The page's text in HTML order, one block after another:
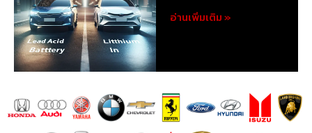
อ่านเพิ่มเติม »